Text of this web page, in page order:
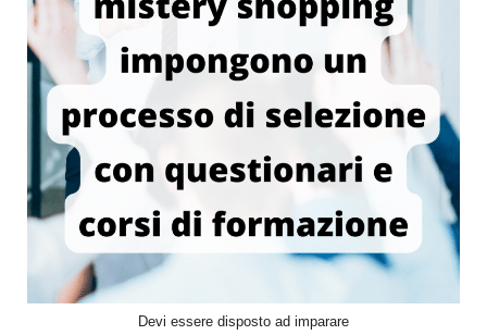
Devi essere disposto ad imparare